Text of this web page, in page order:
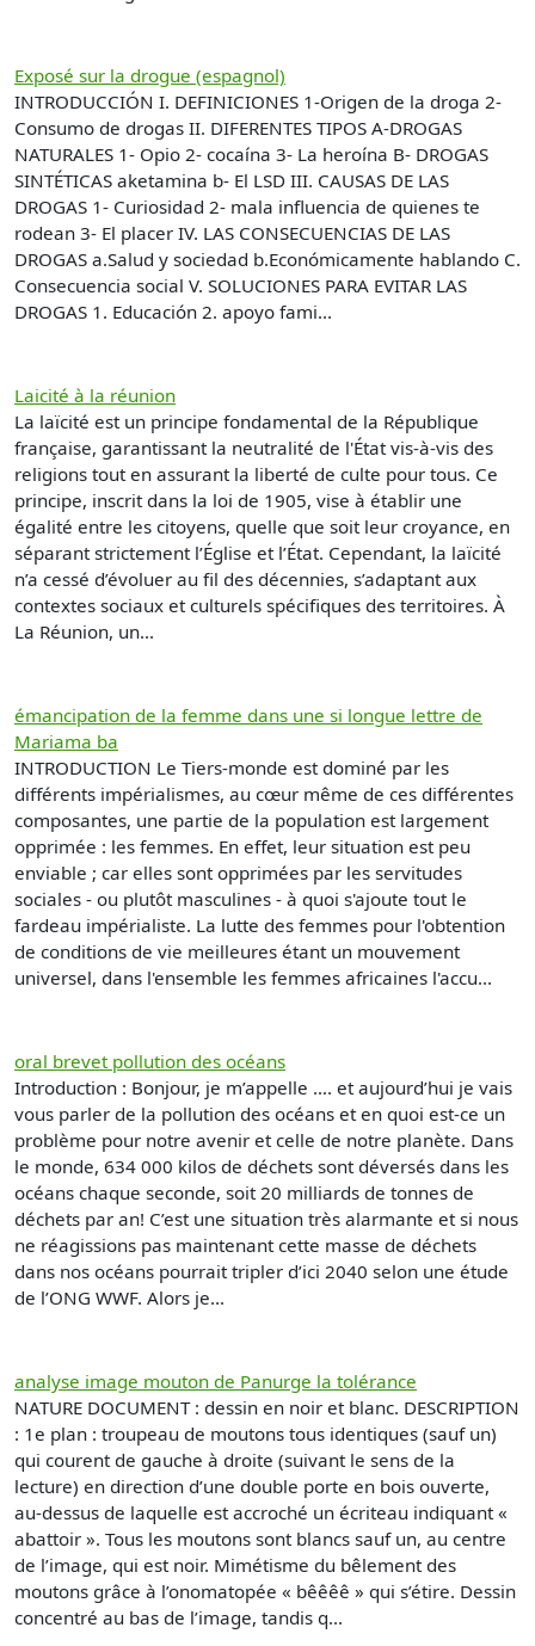
Exposé sur la drogue (espagnol)
INTRODUCCIÓN I. DEFINICIONES 1-Origen de la droga 2-
Consumo de drogas II. DIFERENTES TIPOS A-DROGAS
NATURALES 1- Opio 2- cocaína 3- La heroína B- DROGAS
SINTÉTICAS aketamina b- El LSD III. CAUSAS DE LAS
DROGAS 1- Curiosidad 2- mala influencia de quienes te
rodean 3- El placer IV. LAS CONSECUENCIAS DE LAS
DROGAS a.Salud y sociedad b.Económicamente hablando C.
Consecuencia social V. SOLUCIONES PARA EVITAR LAS
DROGAS 1. Educación 2. apoyo fami...
Laicité à la réunion
La laïcité est un principe fondamental de la République
française, garantissant la neutralité de l'État vis-à-vis des
religions tout en assurant la liberté de culte pour tous. Ce
principe, inscrit dans la loi de 1905, vise à établir une
égalité entre les citoyens, quelle que soit leur croyance, en
séparant strictement l’Église et l’État. Cependant, la laïcité
n’a cessé d’évoluer au fil des décennies, s’adaptant aux
contextes sociaux et culturels spécifiques des territoires. À
La Réunion, un...
émancipation de la femme dans une si longue lettre de
Mariama ba
INTRODUCTION Le Tiers-monde est dominé par les
différents impérialismes, au cœur même de ces différentes
composantes, une partie de la population est largement
opprimée : les femmes. En effet, leur situation est peu
enviable ; car elles sont opprimées par les servitudes
sociales - ou plutôt masculines - à quoi s'ajoute tout le
fardeau impérialiste. La lutte des femmes pour l'obtention
de conditions de vie meilleures étant un mouvement
universel, dans l'ensemble les femmes africaines l'accu...
oral brevet pollution des océans
Introduction : Bonjour, je m’appelle …. et aujourd’hui je vais
vous parler de la pollution des océans et en quoi est-ce un
problème pour notre avenir et celle de notre planète. Dans
le monde, 634 000 kilos de déchets sont déversés dans les
océans chaque seconde, soit 20 milliards de tonnes de
déchets par an! C’est une situation très alarmante et si nous
ne réagissions pas maintenant cette masse de déchets
dans nos océans pourrait tripler d’ici 2040 selon une étude
de l’ONG WWF. Alors je...
analyse image mouton de Panurge la tolérance
NATURE DOCUMENT : dessin en noir et blanc. DESCRIPTION
: 1e plan : troupeau de moutons tous identiques (sauf un)
qui courent de gauche à droite (suivant le sens de la
lecture) en direction d’une double porte en bois ouverte,
au-dessus de laquelle est accroché un écriteau indiquant «
abattoir ». Tous les moutons sont blancs sauf un, au centre
de l’image, qui est noir. Mimétisme du bêlement des
moutons grâce à l’onomatopée « bêêêê » qui s’étire. Dessin
concentré au bas de l’image, tandis q...